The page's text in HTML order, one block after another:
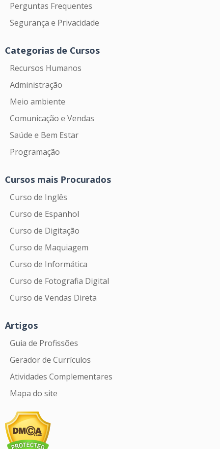
Perguntas Frequentes
Segurança e Privacidade
Categorias de Cursos
Recursos Humanos
Administração
Meio ambiente
Comunicação e Vendas
Saúde e Bem Estar
Programação
Cursos mais Procurados
Curso de Inglês
Curso de Espanhol
Curso de Digitação
Curso de Maquiagem
Curso de Informática
Curso de Fotografia Digital
Curso de Vendas Direta
Artigos
Guia de Profissões
Gerador de Currículos
Atividades Complementares
Mapa do site